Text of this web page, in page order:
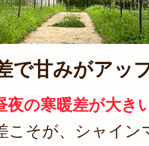
で甘みがアッ
夜の寒暖差が大き
こそが、シャイン